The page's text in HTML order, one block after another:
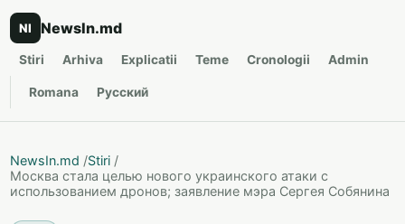
NI NewsIn.md
Stiri Arhiva Explicatii Teme Cronologii Admin
Romana Русский
NewsIn.md /Stiri /
Москва стала целью нового украинского атаки с
использованием дронов; заявление мэра Сергея Собянина